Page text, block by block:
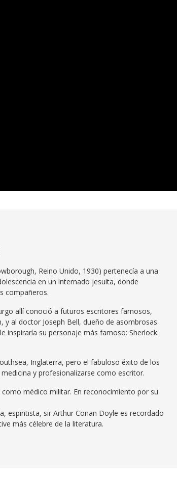
Reino Unido, 1930) pertenecía a una
en un internado jesuita, donde
compañeros.
allí conoció a futuros escritores famosos,
y al doctor Joseph Bell, dueño de asombrosas
inspiraría su personaje más famoso: Sherlock
Inglaterra, pero el fabuloso éxito de los
y profesionalizarse como escritor.
médico militar. En reconocimiento por su
espiritista, sir Arthur Conan Doyle es recordado
más célebre de la literatura.